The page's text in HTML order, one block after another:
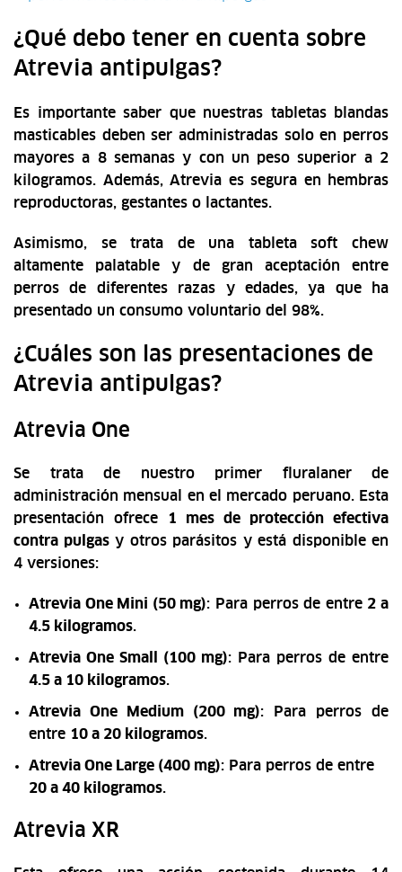
¿Qué debo tener en cuenta sobre
Atrevia antipulgas?
Es importante saber que nuestras tabletas blandas
masticables deben ser administradas solo en perros
mayores a 8 semanas y con un peso superior a 2
kilogramos. Además, Atrevia es segura en hembras
reproductoras, gestantes o lactantes.
Asimismo, se trata de una tableta soft chew
altamente palatable y de gran aceptación entre
perros de diferentes razas y edades, ya que ha
presentado un consumo voluntario del 98%.
¿Cuáles son las presentaciones de
Atrevia antipulgas?
Atrevia One
Se trata de nuestro primer fluralaner de
administración mensual en el mercado peruano. Esta
presentación ofrece
1 mes de protección efectiva
contra pulgasy otros parásitos y está disponible en
4 versiones:
Atrevia One Mini (50 mg): Para perros de entre 2 a
4.5 kilogramos.
Atrevia One Small (100 mg): Para perros de entre
4.5 a 10 kilogramos.
Atrevia One Medium (200 mg): Para perros de
entre 10 a 20 kilogramos.
Atrevia One Large (400 mg): Para perros de entre
20 a 40 kilogramos.
Atrevia XR